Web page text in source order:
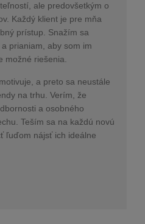
ale predovšetkým o
Každý klient je pre mňa
prístup. Snažím sa
prianiam, aby som im
možné riešenia.
a preto sa neustále
na trhu. Verím, že
a osobného
Teším sa na každú novú
ľuďom nájsť ich ideálne